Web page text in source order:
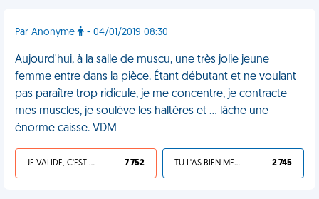
Par Anonyme - 04/01/2019 08:30
Aujourd'hui, à la salle de muscu, une très jolie jeune
femme entre dans la pièce. Étant débutant et ne voulant
pas paraître trop ridicule, je me concentre, je contracte
mes muscles, je soulève les haltères et ... lâche une
énorme caisse. VDM
JE VALIDE, C'EST UNE VDM 7 752 TU L'AS BIEN MÉRITÉ 2 745